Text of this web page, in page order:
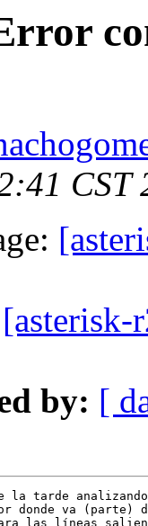
CST
[asterisk-
by: [
la tarde
donde va (parte)
las líneas